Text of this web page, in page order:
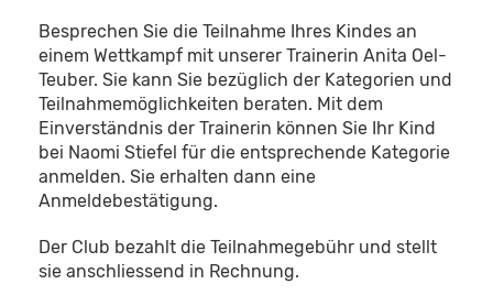
Besprechen Sie die Teilnahme Ihres Kindes an
einem Wettkampf mit unserer Trainerin Anita Oel-
Teuber. Sie kann Sie bezüglich der Kategorien und
Teilnahmemöglichkeiten beraten. Mit dem
Einverständnis der Trainerin können Sie Ihr Kind
bei Naomi Stiefel für die entsprechende Kategorie
anmelden. Sie erhalten dann eine
Anmeldebestätigung.
Der Club bezahlt die Teilnahmegebühr und stellt
sie anschliessend in Rechnung.